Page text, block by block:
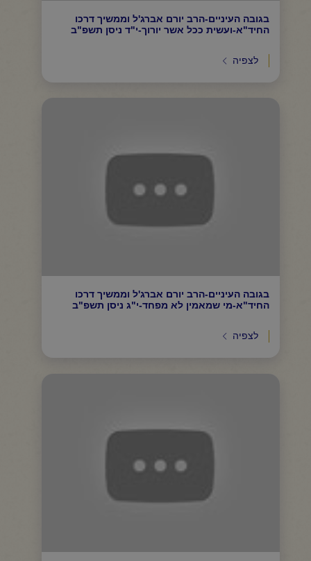
בגובה העיניים-הרב יורם אברג'ל וממשיך דרכו
החיד"א-ועשית ככל אשר יורוך-י"ד ניסן תשפ"ב
לצפיה
בגובה העיניים-הרב יורם אברג'ל וממשיך דרכו
החיד"א-מי שמאמין לא מפחד-י"ג ניסן תשפ"ב
לצפיה